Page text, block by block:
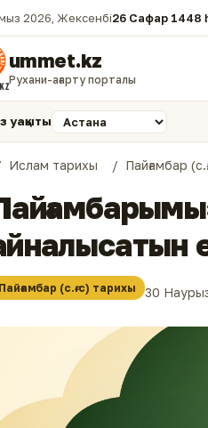
2026, Жексенбі26 Сафар 1448 һ.
ummet.kz
Рухани-ағарту порталы
уақыты
Ислам тарихы Пайғамбар
Пайғамбар (с.ғ.с) тарихы 30